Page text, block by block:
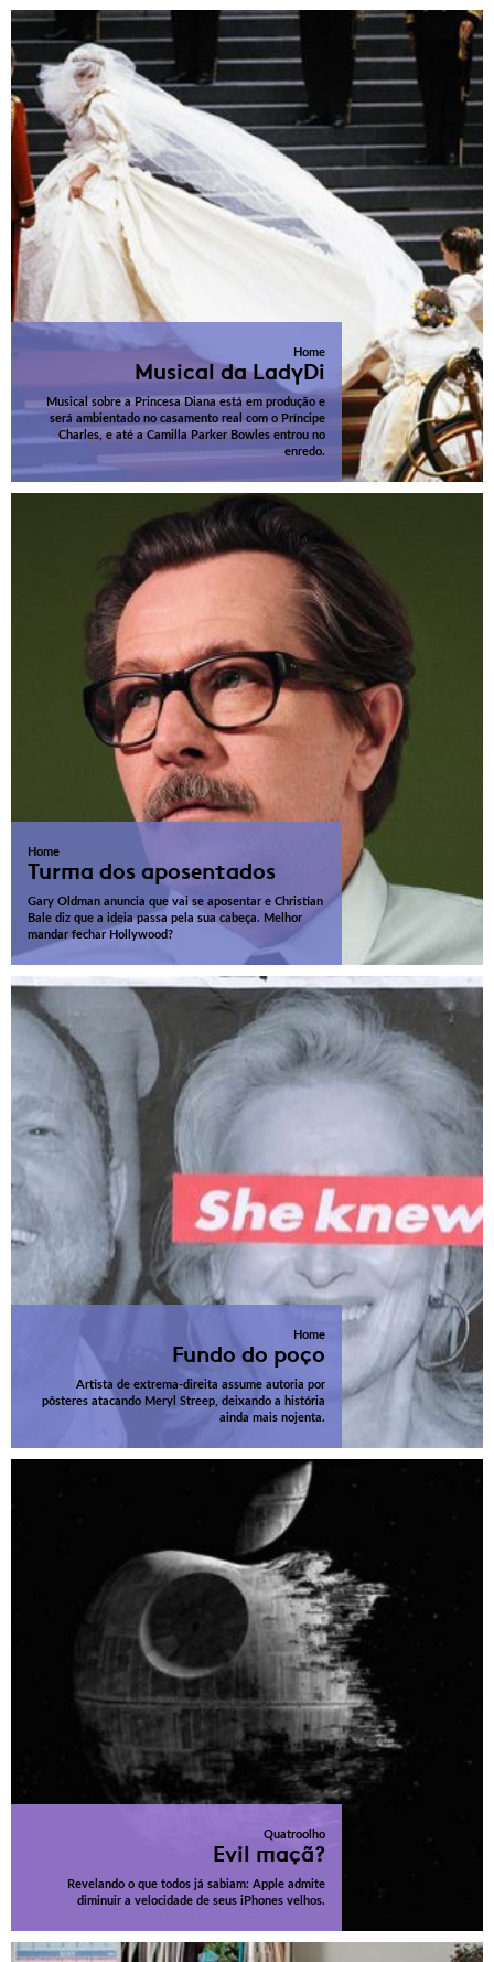
Home
Musical da LadyDi
Musical sobre a Princesa Diana está em produção e
será ambientado no casamento real com o Príncipe
Charles, e até a Camilla Parker Bowles entrou no
enredo.
Home
Turma dos aposentados
Gary Oldman anuncia que vai se aposentar e Christian
Bale diz que a ideia passa pela sua cabeça. Melhor
mandar fechar Hollywood?
Home
Fundo do poço
Artista de extrema-direita assume autoria por
pôsteres atacando Meryl Streep, deixando a história
ainda mais nojenta.
Quatroolho
Evil maçã?
Revelando o que todos já sabiam: Apple admite
diminuir a velocidade de seus iPhones velhos.